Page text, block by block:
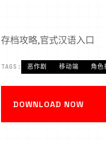
存档攻略,官式汉语入口
TAGS: 恶作剧 移动端 角色
DOWNLOAD NOW